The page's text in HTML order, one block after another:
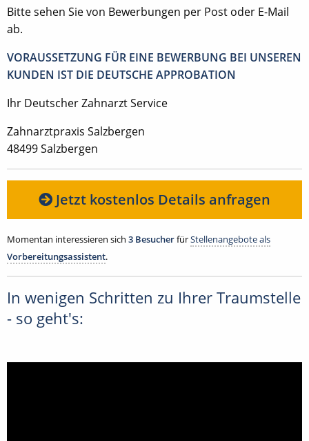
Bitte sehen Sie von Bewerbungen per Post oder E-Mail
ab.
VORAUSSETZUNG FÜR EINE BEWERBUNG BEI UNSEREN
KUNDEN IST DIE DEUTSCHE APPROBATION
Ihr Deutscher Zahnarzt Service
Zahnarztpraxis Salzbergen
48499 Salzbergen
Jetzt kostenlos Details anfragen
Momentan interessieren sich 3 BesucherfürStellenangebote als
Vorbereitungsassistent.
In wenigen Schritten zu Ihrer Traumstelle
- so geht's: